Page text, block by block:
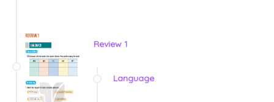
Review 1
Language